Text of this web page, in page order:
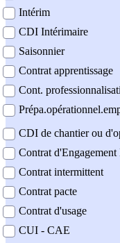
Intérim
CDI Intérimaire
Saisonnier
Contrat apprentissage
Cont.
CDI de chantier ou
Contrat
Contrat intermittent
Contrat pacte
Contrat d'usage
CUI - CAE